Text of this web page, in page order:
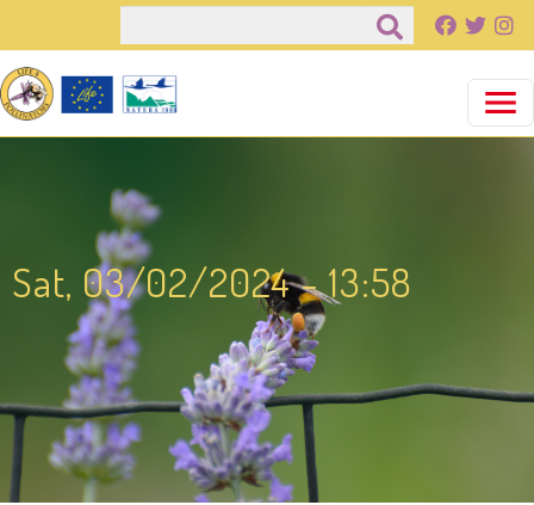
Παράκαμψη προς το κυρίως περιεχόμενο
Sat, 03/02/2024 - 13:58